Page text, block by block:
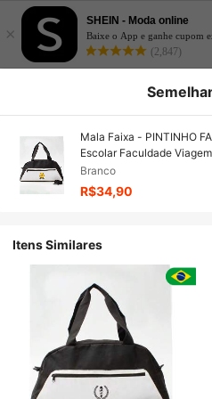
×
SHEIN - Moda online
Baixe o App e ganhe cupom
(2,847)
Mala Faixa - PINTINHO FACA - Stilo Club Academia Trabalho
Escolar Faculdade
Branco
R$34,90
Itens Similares